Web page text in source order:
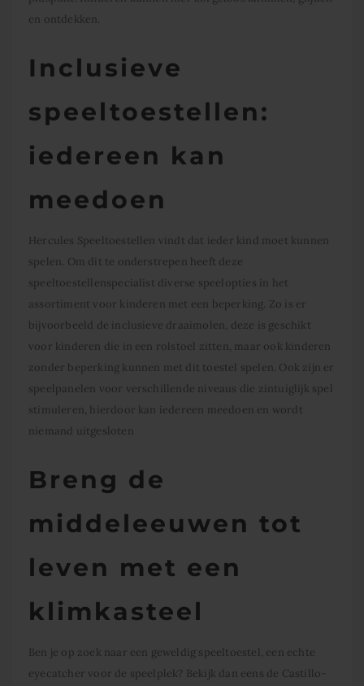
en ontdekken.
Inclusieve
speeltoestellen:
iedereen kan
meedoen
Hercules Speeltoestellen vindt dat ieder kind moet kunnen
spelen. Om dit te onderstrepen heeft deze
speeltoestellenspecialist diverse speelopties in het
assortiment voor kinderen met een beperking. Zo is er
bijvoorbeeld de inclusieve draaimolen, deze is geschikt
voor kinderen die in een rolstoel zitten, maar ook kinderen
zonder beperking kunnen met dit toestel spelen. Ook zijn er
speelpanelen voor verschillende niveaus die zintuiglijk spel
stimuleren, hierdoor kan iedereen meedoen en wordt
niemand uitgesloten
Breng de
middeleeuwen tot
leven met een
klimkasteel
Ben je op zoek naar een geweldig speeltoestel, een echte
eyecatcher voor de speelplek? Bekijk dan eens de Castillo-